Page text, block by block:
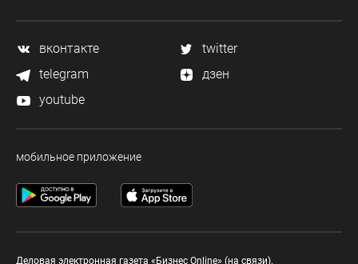
вконтакте
twitter
telegram
дзен
youtube
мобильное приложение
Деловая электронная газета «Бизнес Online» (на связи).